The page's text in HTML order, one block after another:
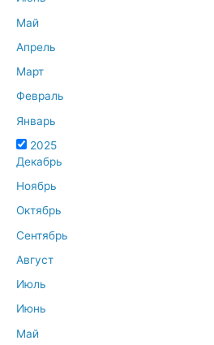
Май
Апрель
Март
Февраль
Январь
2025
Декабрь
Ноябрь
Октябрь
Сентябрь
Август
Июль
Июнь
Май